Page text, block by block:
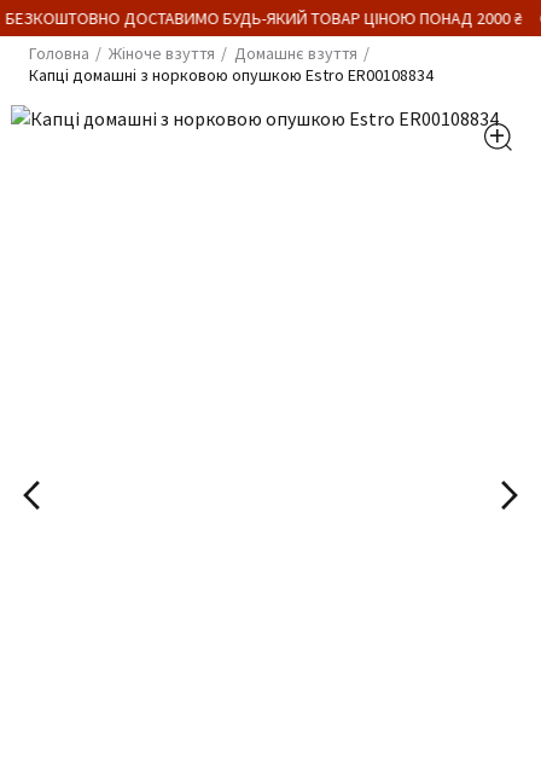
ДОСТАВИМО БУДЬ-ЯКИЙ ТОВАР ЦІНОЮ ПОНАД 2000 ₴
Головна
Жіноче взуття
Домашнє взуття
Капці домашні з норковою опушкою Estro ER00108834